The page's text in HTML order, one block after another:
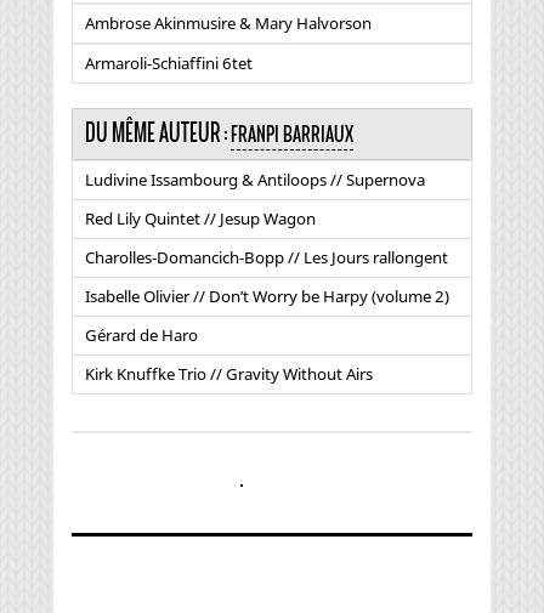
Ambrose Akinmusire & Mary Halvorson
Armaroli-Schiaffini 6tet
DU MÊME AUTEUR :FRANPI BARRIAUX
Ludivine Issambourg & Antiloops // Supernova
Red Lily Quintet // Jesup Wagon
Charolles-Domancich-Bopp // Les Jours rallongent
Isabelle Olivier // Don’t Worry be Harpy (volume 2)
Gérard de Haro
Kirk Knuffke Trio // Gravity Without Airs